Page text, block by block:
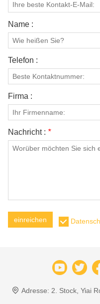
Name :
Telefon :
Firma :
Nachricht : *
einreichen
Adresse: 2. Stock, Yiai